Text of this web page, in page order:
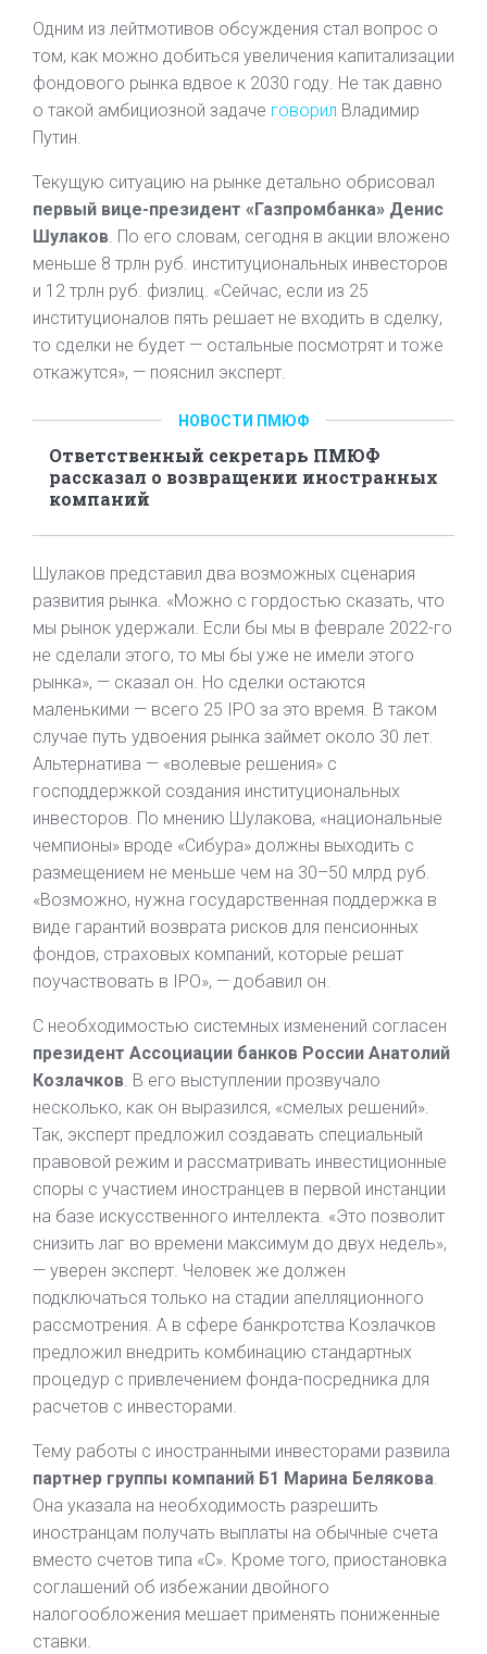
Одним из лейтмотивов обсуждения стал вопрос о
том, как можно добиться увеличения капитализации
фондового рынка вдвое к 2030 году. Не так давно
о такой амбициозной задаче говорил Владимир
Путин.
Текущую ситуацию на рынке детально обрисовал
первый вице-президент «Газпромбанка» Денис
Шулаков . По его словам, сегодня в акции вложено
меньше 8 трлн руб. институциональных инвесторов
и 12 трлн руб. физлиц. «Сейчас, если из 25
институционалов пять решает не входить в сделку,
то сделки не будет — остальные посмотрят и тоже
откажутся», — пояснил эксперт.
НОВОСТИ ПМЮФ
Ответственный секретарь ПМЮФ
рассказал о возвращении иностранных
компаний
Шулаков представил два возможных сценария
развития рынка. «Можно с гордостью сказать, что
мы рынок удержали. Если бы мы в феврале 2022-го
не сделали этого, то мы бы уже не имели этого
рынка», — сказал он. Но сделки остаются
маленькими — всего 25 IPO за это время. В таком
случае путь удвоения рынка займет около 30 лет.
Альтернатива — «волевые решения» с
господдержкой создания институциональных
инвесторов. По мнению Шулакова, «национальные
чемпионы» вроде «Сибура» должны выходить с
размещением не меньше чем на 30–50 млрд руб.
«Возможно, нужна государственная поддержка в
виде гарантий возврата рисков для пенсионных
фондов, страховых компаний, которые решат
поучаствовать в IPO», — добавил он.
С необходимостью системных изменений согласен
президент Ассоциации банков России Анатолий
Козлачков. В его выступлении прозвучало
несколько, как он выразился, «смелых решений».
Так, эксперт предложил создавать специальный
правовой режим и рассматривать инвестиционные
споры с участием иностранцев в первой инстанции
на базе искусственного интеллекта. «Это позволит
снизить лаг во времени максимум до двух недель»,
— уверен эксперт. Человек же должен
подключаться только на стадии апелляционного
рассмотрения. А в сфере банкротства Козлачков
предложил внедрить комбинацию стандартных
процедур с привлечением фонда-посредника для
расчетов с инвесторами.
Тему работы с иностранными инвесторами развила
партнер группы компаний Б1 Марина Белякова.
Она указала на необходимость разрешить
иностранцам получать выплаты на обычные счета
вместо счетов типа «С». Кроме того, приостановка
соглашений об избежании двойного
налогообложения мешает применять пониженные
ставки.